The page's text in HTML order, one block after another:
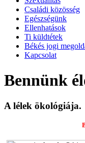
Családi közösség
Egészségünk
Ellenhatások
Ti küldtétek
Békés jogi
Kapcsolat
Bennünk
A lélek ökológiája.